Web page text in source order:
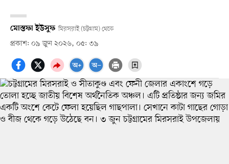
মোস্তফা ইউসুফ মিরসরাই (চট্টগ্রাম) থেকে
প্রকাশ: ০৯ জুন ২০২৬, ০৫: ৩৯